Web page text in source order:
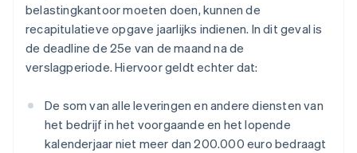
belastingkantoor moeten doen, kunnen de
recapitulatieve opgave jaarlijks indienen. In dit geval is
de deadline de 25e van de maand na de
verslagperiode. Hiervoor geldt echter dat:
De som van alle leveringen en andere diensten van
het bedrijf in het voorgaande en het lopende
kalenderjaar niet meer dan 200.000 euro bedraagt